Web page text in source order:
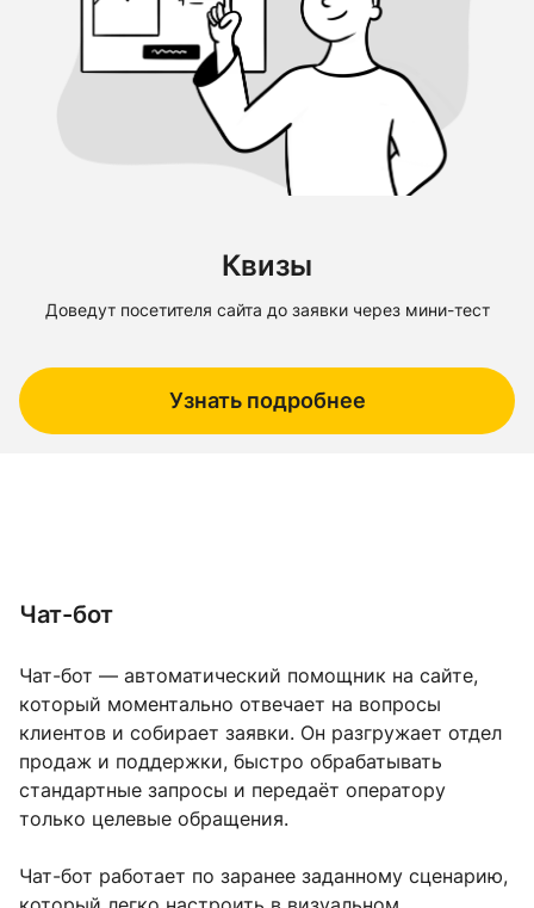
Квизы
Доведут посетителя сайта до заявки через мини-тест
Узнать подробнее
Чат-бот
Чат-бот — автоматический помощник на сайте,
который моментально отвечает на вопросы
клиентов и собирает заявки. Он разгружает отдел
продаж и поддержки, быстро обрабатывать
стандартные запросы и передаёт оператору
только целевые обращения.
Чат-бот работает по заранее заданному сценарию,